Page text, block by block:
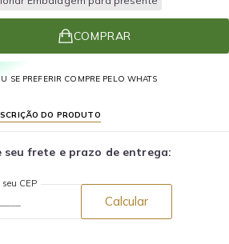
COMPRAR
SE PREFERIR COMPRE PELO WHATS
DO PRODUTO
seu frete e prazo de entrega:
CEP
Calcular